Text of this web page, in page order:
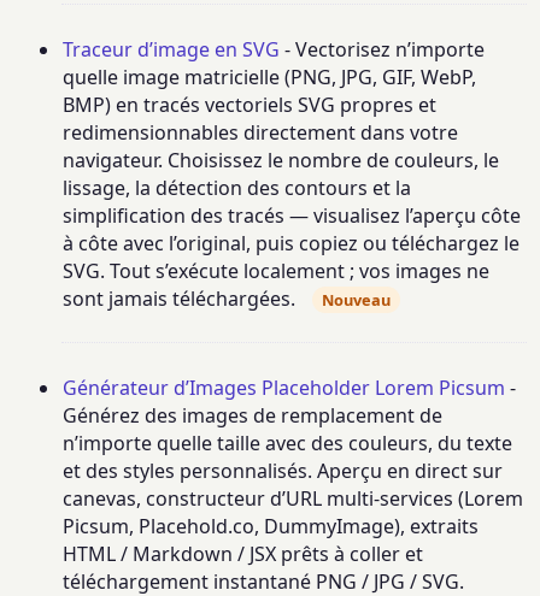
Traceur d’image en SVG - Vectorisez n’importe
quelle image matricielle (PNG, JPG, GIF, WebP,
BMP) en tracés vectoriels SVG propres et
redimensionnables directement dans votre
navigateur. Choisissez le nombre de couleurs, le
lissage, la détection des contours et la
simplification des tracés — visualisez l’aperçu côte
à côte avec l’original, puis copiez ou téléchargez le
SVG. Tout s’exécute localement ; vos images ne
sont jamais téléchargées.
Nouveau
Générateur d’Images Placeholder Lorem Picsum -
Générez des images de remplacement de
n’importe quelle taille avec des couleurs, du texte
et des styles personnalisés. Aperçu en direct sur
canevas, constructeur d’URL multi-services (Lorem
Picsum, Placehold.co, DummyImage), extraits
HTML / Markdown / JSX prêts à coller et
téléchargement instantané PNG / JPG / SVG.